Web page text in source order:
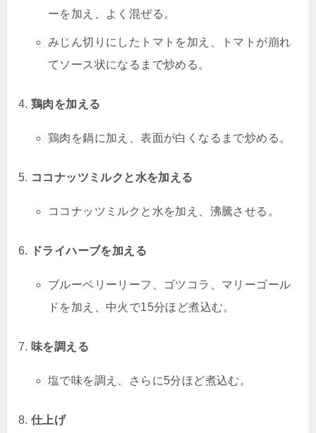
ーを加え、よく混ぜる。
みじん切りにしたトマトを加え、トマトが崩れ
てソース状になるまで炒める。
鶏肉を加える
鶏肉を鍋に加え、表面が白くなるまで炒める。
ココナッツミルクと水を加える
ココナッツミルクと水を加え、沸騰させる。
ドライハーブを加える
ブルーベリーリーフ、ゴツコラ、マリーゴール
ドを加え、中火で15分ほど煮込む。
味を調える
塩で味を調え、さらに5分ほど煮込む。
仕上げ